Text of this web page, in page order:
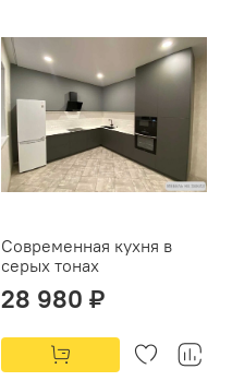
Современная кухня в
серых тонах
28 980 ₽